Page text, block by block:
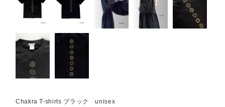
Chakra T-shirts ブラック unisex